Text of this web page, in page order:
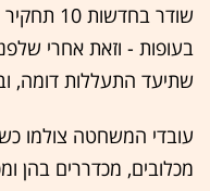
שודר בחדשות 10 תחקיר המתעד
בעופות - וזאת אחרי
שתיעד התעללות דומה,
עובדי המשחטה צולמו
מכלובים, מכדררים בהן